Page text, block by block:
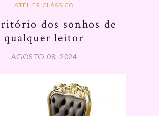
ATELIER CLÁSSICO
dos sonhos de
qualquer leitor
AGOSTO 08, 2024